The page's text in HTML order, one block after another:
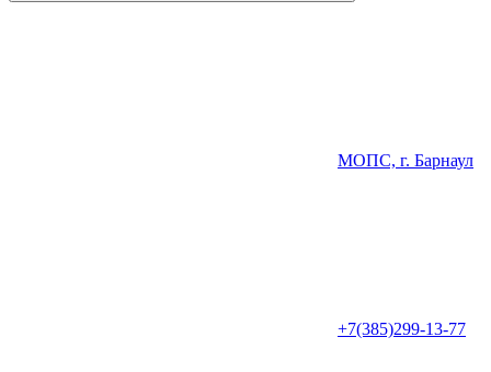
МОПС, г. Барнаул
+7(385)299-13-77